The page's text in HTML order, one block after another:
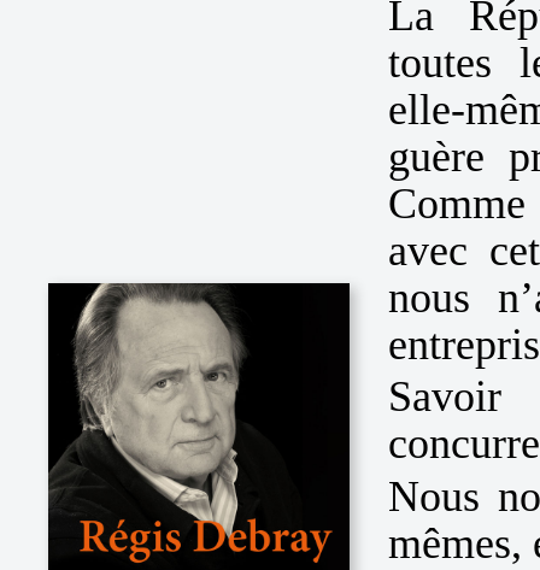
La
toutes
elle-
guère
Comme
avec
nous
Nous
mêmes,